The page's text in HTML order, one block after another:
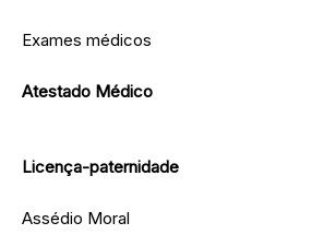
Exames médicos
Atestado Médico
Licença-paternidade
Assédio Moral